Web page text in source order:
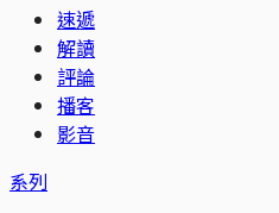
速遞
解讀
評論
播客
影音
系列